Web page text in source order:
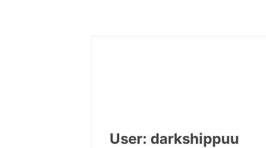
User: darkshippuu